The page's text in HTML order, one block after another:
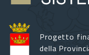
Progetto
della